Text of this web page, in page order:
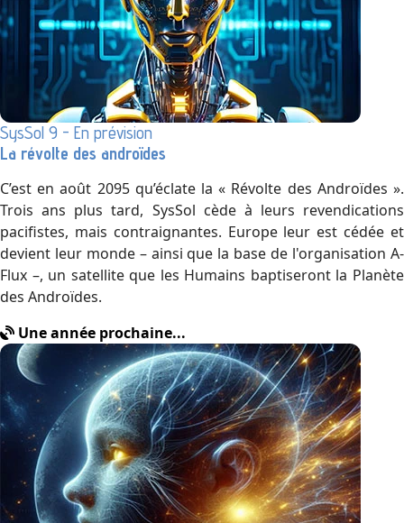
SysSol 9 - En prévision
La révolte des androïdes
C’est en août 2095 qu’éclate la « Révolte des Androïdes ».
Trois ans plus tard, SysSol cède à leurs revendications
pacifistes, mais contraignantes. Europe leur est cédée et
devient leur monde – ainsi que la base de l'organisation A-
Flux –, un satellite que les Humains baptiseront la Planète
des Androïdes.
Une année prochaine...